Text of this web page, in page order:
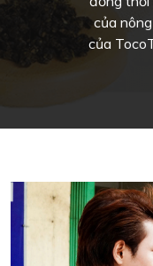
của
của